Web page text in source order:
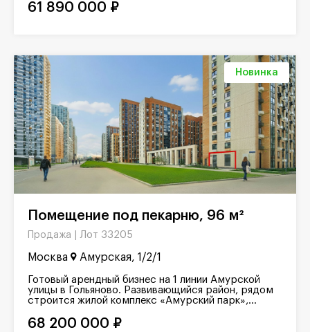
61 890 000 ₽
Новинка
Помещение под пекарню, 96 м²
Продажа | Лот 33205
Москва Амурская, 1/2/1
Готовый арендный бизнес на 1 линии Амурской
улицы в Гольяново. Развивающийся район, рядом
строится жилой комплекс «Амурский парк»,...
68 200 000 ₽